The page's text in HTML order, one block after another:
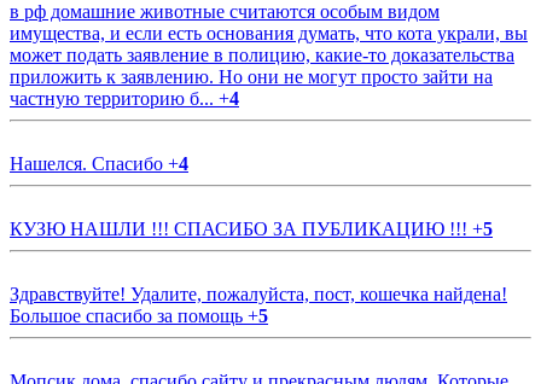
в рф домашние животные считаются особым видом
имущества, и если есть основания думать, что кота украли, вы
может подать заявление в полицию, какие-то доказательства
приложить к заявлению. Но они не могут просто зайти на
частную территорию б... +4
Нашелся. Спасибо +4
КУЗЮ НАШЛИ !!! СПАСИБО ЗА ПУБЛИКАЦИЮ !!! +5
Здравствуйте! Удалите, пожалуйста, пост, кошечка найдена!
Большое спасибо за помощь +5